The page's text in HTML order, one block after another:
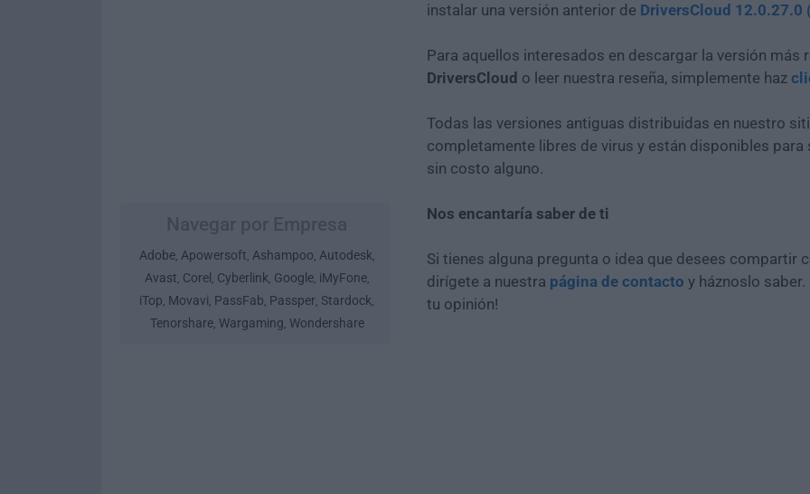
Adobe, Apowersoft, Ashampoo, Autodesk,
Avast, Corel , Cyberlink, Google, iMyFone,
iTop, Movavi, PassFab, Passper, Stardock,
Tenorshare, Wargaming, Wondershare
instalar una versión anterior de DriversCloud 12.0.27.0
Para aquellos interesados en descargar la versión más
DriversCloud o leer nuestra reseña, simplemente haz
Todas las versiones antiguas distribuidas en nuestro
completamente libres de virus y están disponibles para
sin costo alguno.
Nos encantaría saber de ti
Si tienes alguna pregunta o idea que desees compartir
dirígete a nuestra página de contacto y háznoslo saber.
tu opinión!